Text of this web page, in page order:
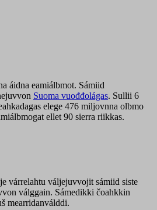
áidna eamiálbmot. Sámiid
Suoma vuođđolágas. Sullii 6
elege 476 miljovnna olbmo
ellet 90 sierra riikkas.
várrelahtu váljejuvvojit sámiid siste
válggain. Sámedikki čoahkkin
mearridanválddi.